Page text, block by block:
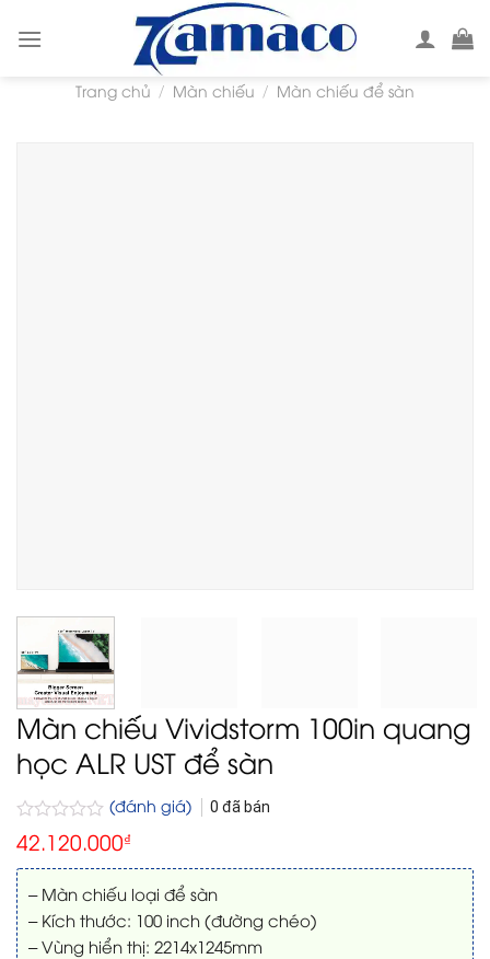
Trang chủ / Màn chiếu / Màn chiếu để sàn
Màn chiếu Vividstorm 100in quang
học ALR UST để sàn
Được
xếp
hạng
0
5
sao
(đánh giá) 0 đã bán
42.120.000₫
– Màn chiếu loại để sàn
– Kích thước: 100 inch (đường chéo)
– Vùng hiển thị: 2214x1245mm